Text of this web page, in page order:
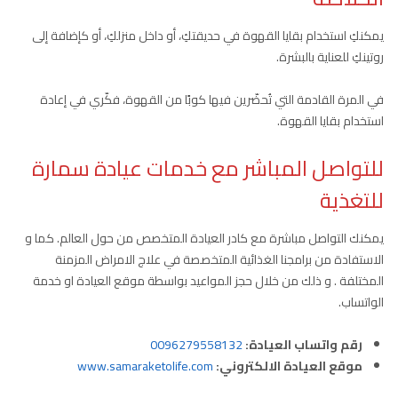
يمكنكِ استخدام بقايا القهوة في حديقتكِ، أو داخل منزلكِ، أو كإضافة إلى
روتينكِ للعناية بالبشرة.
في المرة القادمة التي تُحضّرين فيها كوبًا من القهوة، فكّري في إعادة
استخدام بقايا القهوة.
للتواصل المباشر مع خدمات عيادة سمارة
للتغذية
يمكنك التواصل مباشرة مع كادر العيادة المتخصص من حول العالم. كما و
الاستفادة من برامجنا الغذائية المتخصصة في علاج الامراض المزمنة
المختلفة . و ذلك من خلال حجز المواعيد بواسطة موقع العيادة او خدمة
الواتساب.
رقم واتساب العيادة:0096279558132
موقع العيادة الالكتروني:www.samaraketolife.com